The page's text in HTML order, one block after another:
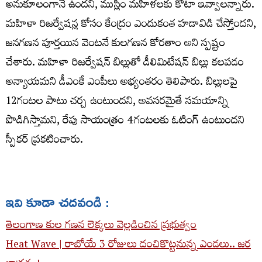
అనుకూలంగానే ఉందని, ముస్లిం మహిళలకు కోటా ఇవ్వాలన్నారు.
మహిళా రిజర్వేషన్ల కోసం కేంద్రం ఎందుకంత హడావిడి చేస్తోందని,
జనగణన పూర్తయిన వెంటనే కులగణన కోరతాం అని స్పష్టం
చేశారు. మహిళా రిజర్వేషన్ బిల్లుతో డీలిమిటేషన్ బిల్లు కలపడం
అన్యాయమని డీఎంకే ఎంపీలు అభ్యంతరం తెలిపారు. బిల్లులపై
12గంటల పాటు చర్చ ఉంటుందని, అవసరమైతే సమయాన్ని
పొడిగిస్తామని, రేపు సాయంత్రం 4గంటలకు ఓటింగ్ ఉంటుందని
స్పీకర్ ప్రకటించారు.
ఇవి కూడా చదవండి :
తెలంగాణ కుల గణన లెక్కలు వెల్లడించిన ప్రభుత్వం
Heat Wave | రాబోయే 3 రోజులు దంచికొట్ట‌నున్న ఎండ‌లు.. జ‌ర